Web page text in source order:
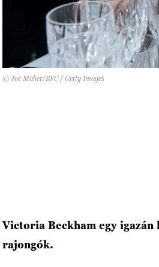
© Joe Maher/BFC / Getty Images
Victoria Beckham egy
rajongók.